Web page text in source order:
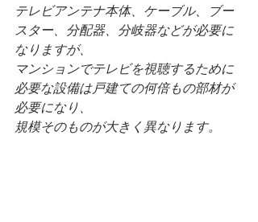
テレビアンテナ本体、ケーブル、ブー
スター、分配器、分岐器などが必要に
なりますが、
マンションでテレビを視聴するために
必要な設備は戸建ての何倍もの部材が
必要になり、
規模そのものが大きく異なります。